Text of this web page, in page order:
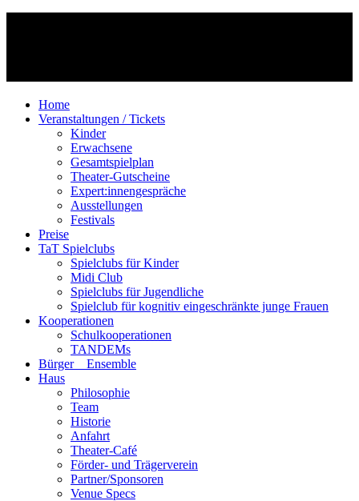
Home
Veranstaltungen / Tickets
Kinder
Erwachsene
Gesamtspielplan
Theater-Gutscheine
Expert:innengespräche
Ausstellungen
Festivals
Preise
TaT Spielclubs
Spielclubs für Kinder
Midi Club
Spielclubs für Jugendliche
Spielclub für kognitiv eingeschränkte junge Frauen
Kooperationen
Schulkooperationen
TANDEMs
Bürger__Ensemble
Haus
Philosophie
Team
Historie
Anfahrt
Theater-Café
Förder- und Trägerverein
Partner/Sponsoren
Venue Specs